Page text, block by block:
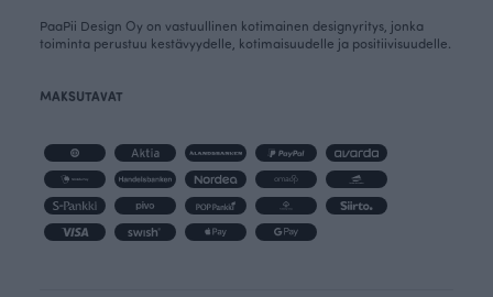
PaaPii Design Oy on vastuullinen kotimainen designyritys, jonka
toiminta perustuu kestävyydelle, kotimaisuudelle ja positiivisuudelle.
MAKSUTAVAT